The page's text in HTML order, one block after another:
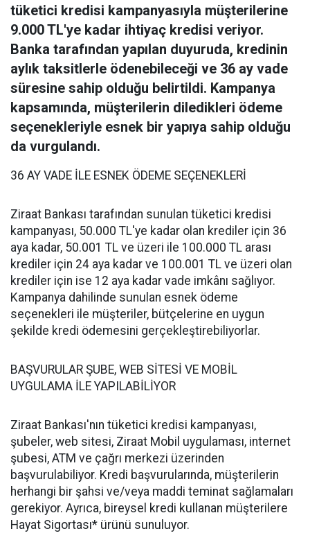
tüketici kredisi kampanyasıyla müşterilerine
9.000 TL'ye kadar ihtiyaç kredisi veriyor.
Banka tarafından yapılan duyuruda, kredinin
aylık taksitlerle ödenebileceği ve 36 ay vade
süresine sahip olduğu belirtildi. Kampanya
kapsamında, müşterilerin diledikleri ödeme
seçenekleriyle esnek bir yapıya sahip olduğu
da vurgulandı.
36 AY VADE İLE ESNEK ÖDEME SEÇENEKLERİ
Ziraat Bankası tarafından sunulan tüketici kredisi
kampanyası, 50.000 TL'ye kadar olan krediler için 36
aya kadar, 50.001 TL ve üzeri ile 100.000 TL arası
krediler için 24 aya kadar ve 100.001 TL ve üzeri olan
krediler için ise 12 aya kadar vade imkânı sağlıyor.
Kampanya dahilinde sunulan esnek ödeme
seçenekleri ile müşteriler, bütçelerine en uygun
şekilde kredi ödemesini gerçekleştirebiliyorlar.
BAŞVURULAR ŞUBE, WEB SİTESİ VE MOBİL
UYGULAMA İLE YAPILABİLİYOR
Ziraat Bankası'nın tüketici kredisi kampanyası,
şubeler, web sitesi, Ziraat Mobil uygulaması, internet
şubesi, ATM ve çağrı merkezi üzerinden
başvurulabiliyor. Kredi başvurularında, müşterilerin
herhangi bir şahsi ve/veya maddi teminat sağlamaları
gerekiyor. Ayrıca, bireysel kredi kullanan müşterilere
Hayat Sigortası* ürünü sunuluyor.